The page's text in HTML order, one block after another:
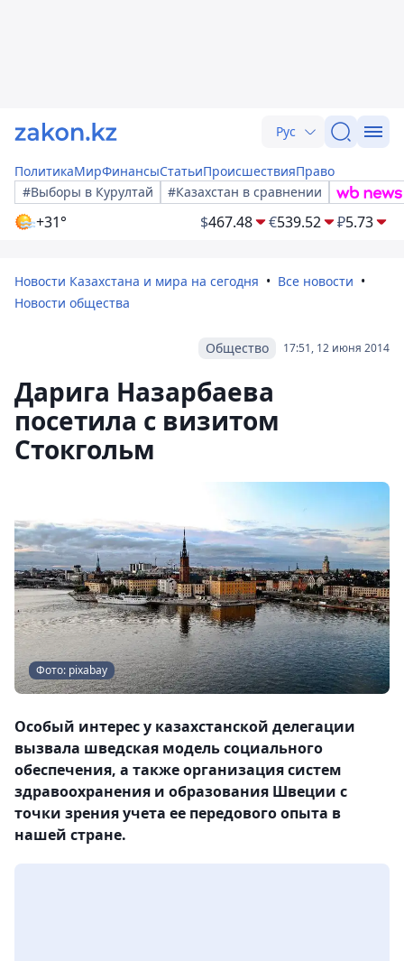
Рус
ПолитикаМирФинансыСтатьиПроисшествияПраво
#Выборы в Курултай
#Казахстан в сравнении
+31° $467.48 €539.52 ₽5.73
Новости Казахстана и мира на сегодня
Все новости
Новости общества
17:51, 12 июня 2014
Общество
Дарига Назарбаева
посетила с визитом
Стокгольм
Фото: pixabay
Особый интерес у казахстанской делегации
вызвала шведская модель социального
обеспечения, а также организация систем
здравоохранения и образования Швеции с
точки зрения учета ее передового опыта в
нашей стране.